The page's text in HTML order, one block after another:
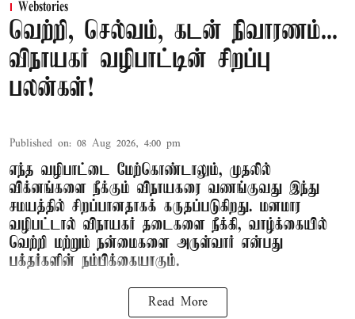
Webstories
வெற்றி, செல்வம், கடன் நிவாரணம்...
விநாயகர் வழிபாட்டின் சிறப்பு
பலன்கள்!
Published on: 08 Aug 2026, 4:00 pm
எந்த வழிபாட்டை மேற்கொண்டாலும், முதலில்
விக்னங்களை நீக்கும் விநாயகரை வணங்குவது இந்து
சமயத்தில் சிறப்பானதாகக் கருதப்படுகிறது. மனமார
வழிபட்டால் விநாயகர் தடைகளை நீக்கி, வாழ்க்கையில்
வெற்றி மற்றும் நன்மைகளை அருள்வார் என்பது
பக்தர்களின் நம்பிக்கையாகும்.
Read More